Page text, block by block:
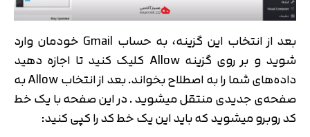
بعد از انتخاب این گزینه، به حساب Gmail خودمان وارد
شوید و بر روی گزینه Allow کلیک کنید تا اجازه دهید
داده‌های شما را به اصطلاح بخواند. بعد از انتخاب Allow به
صفحه‌ی جدیدی منتقل میشوید . در این صفحه با یک خط
کد روبرو میشوید که باید این یک خط کد را کپی کنید: